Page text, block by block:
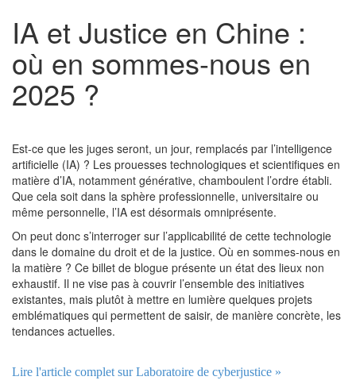
IA et Justice en Chine :
où en sommes-nous en
2025 ?
Est-ce que les juges seront, un jour, remplacés par l’intelligence
artificielle (IA) ? Les prouesses technologiques et scientifiques en
matière d’IA, notamment générative, chamboulent l’ordre établi.
Que cela soit dans la sphère professionnelle, universitaire ou
même personnelle, l’IA est désormais omniprésente.
On peut donc s’interroger sur l’applicabilité de cette technologie
dans le domaine du droit et de la justice. Où en sommes-nous en
la matière ? Ce billet de blogue présente un état des lieux non
exhaustif. Il ne vise pas à couvrir l’ensemble des initiatives
existantes, mais plutôt à mettre en lumière quelques projets
emblématiques qui permettent de saisir, de manière concrète, les
tendances actuelles.
Lire l'article complet sur Laboratoire de cyberjustice »